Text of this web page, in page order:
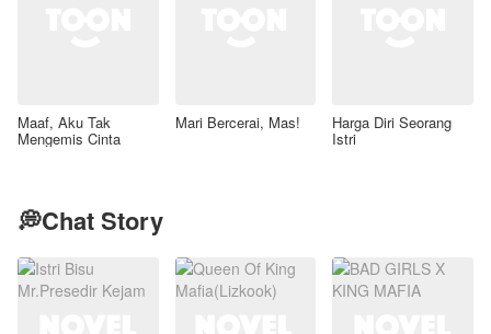
Maaf, Aku Tak
Mengemis Cinta
Mari Bercerai, Mas! Harga Diri Seorang
Istri
💭Chat Story